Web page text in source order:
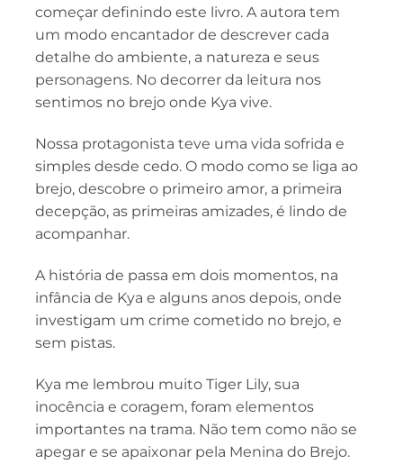
começar definindo este livro. A autora tem
um modo encantador de descrever cada
detalhe do ambiente, a natureza e seus
personagens. No decorrer da leitura nos
sentimos no brejo onde Kya vive.
Nossa protagonista teve uma vida sofrida e
simples desde cedo. O modo como se liga ao
brejo, descobre o primeiro amor, a primeira
decepção, as primeiras amizades, é lindo de
acompanhar.
A história de passa em dois momentos, na
infância de Kya e alguns anos depois, onde
investigam um crime cometido no brejo, e
sem pistas.
Kya me lembrou muito Tiger Lily, sua
inocência e coragem, foram elementos
importantes na trama. Não tem como não se
apegar e se apaixonar pela Menina do Brejo.